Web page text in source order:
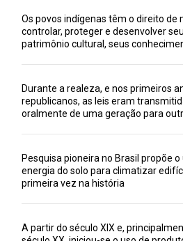
Os povos indígenas têm o direito de
controlar, proteger e desenvolver seu
patrimônio cultural, seus
Durante a realeza, e nos primeiros
republicanos, as leis eram
oralmente de uma geração para
Pesquisa pioneira no Brasil propõe o
energia do solo para climatizar
primeira vez na história
A partir do século XIX e,